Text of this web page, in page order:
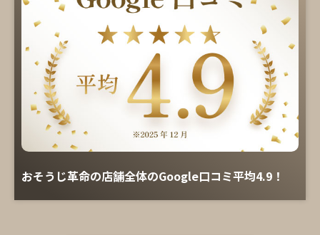
おそうじ革命の店舗全体のGoogle口コミ平均4.9！